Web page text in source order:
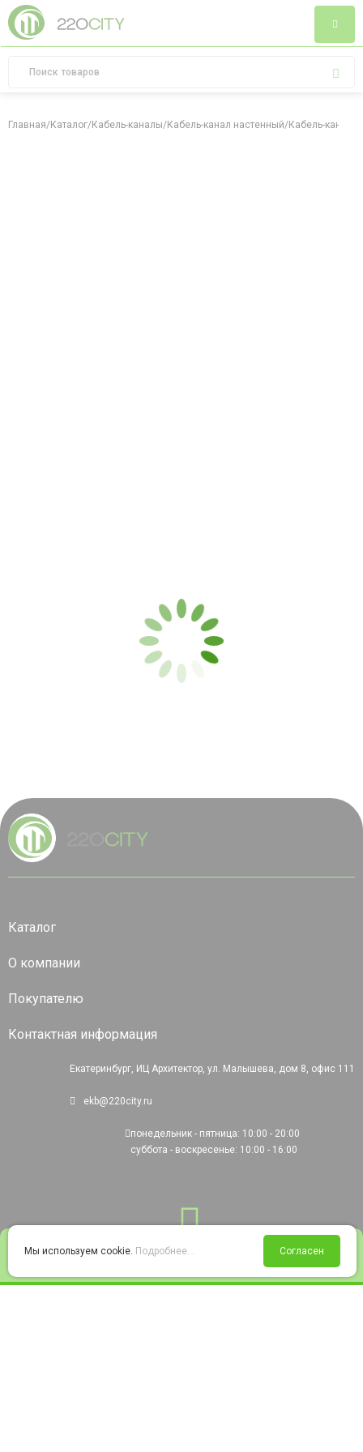
Войти Избранное Корзина
Главная/Каталог/Кабель-каналы/Кабель-канал настенный/Кабель-канал
Каталог
О компании
Покупателю
Контактная информация
Екатеринбург, ИЦ Архитектор, ул. Малышева, дом 8, офис 111
ekb@220city.ru
понедельник - пятница: 10:00 - 20:00
суббота - воскресенье: 10:00 - 16:00
Мы используем cookie. Подробнее... Согласен